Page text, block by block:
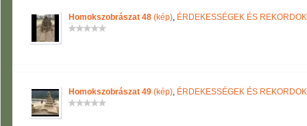
Homokszobrászat 48 (kép), ÉRDEKESSÉGEK ÉS REKORDOK
Homokszobrászat 49 (kép), ÉRDEKESSÉGEK ÉS REKORDOK